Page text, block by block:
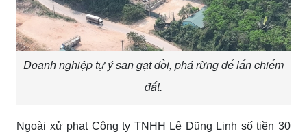
d
s
V
o
l
Doanh nghiệp tự ý san gạt đồi, phá rừng để lấn chiếm
đất.
Ngoài xử phạt Công ty TNHH Lê Dũng Linh số tiền 30